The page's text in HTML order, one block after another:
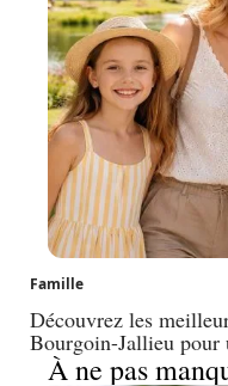
Famille
Découvrez les
Bourgoin-Jallieu pour
À ne pas